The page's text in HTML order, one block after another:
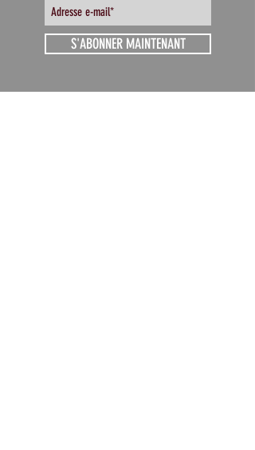
S'ABONNER MAINTENANT